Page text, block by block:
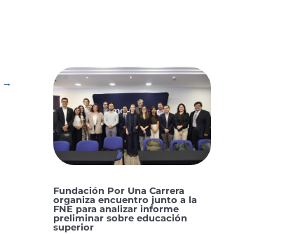
→
Fundación Por Una Carrera
organiza encuentro junto a la
FNE para analizar informe
preliminar sobre educación
superior